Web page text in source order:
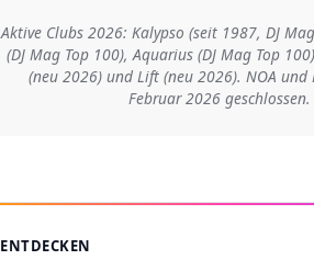
Aktive Clubs 2026: Kalypso (seit 1987, DJ
(DJ Mag Top 100), Aquarius (DJ Mag Top
(neu 2026) und Lift (neu 2026). NOA und
Februar 2026 geschlossen.
ENTDECKEN